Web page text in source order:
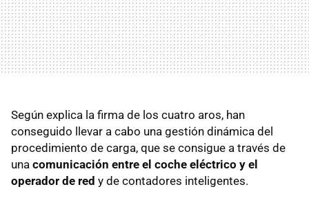
Según explica la firma de los cuatro aros, han
conseguido llevar a cabo una gestión dinámica del
procedimiento de carga, que se consigue a través de
una comunicación entre el coche eléctrico y el
operador de red y de contadores inteligentes.